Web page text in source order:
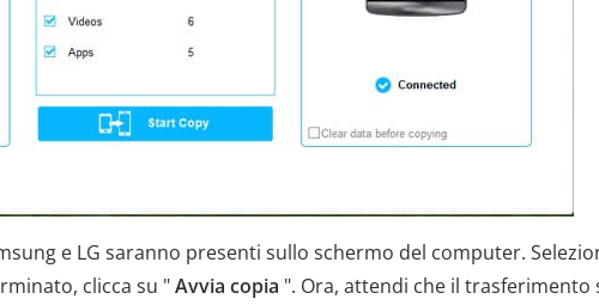
e LG saranno presenti sullo schermo del computer.
clicca su "Avvia copia ". Ora, attendi che il trasferimento